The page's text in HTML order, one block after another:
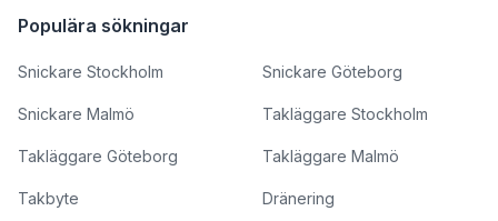
Populära sökningar
Snickare Stockholm Snickare Göteborg
Snickare Malmö Takläggare Stockholm
Takläggare Göteborg Takläggare Malmö
Takbyte Dränering